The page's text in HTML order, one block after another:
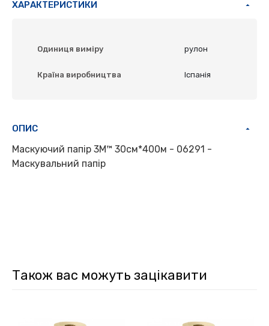
ХАРАКТЕРИСТИКИ
Одиниця виміру рулон
Країна виробництва Іспанія
ОПИС
Маскуючий папір 3M™ 30см*400м - 06291 -
Маскувальний папір
Також вас можуть зацікавити